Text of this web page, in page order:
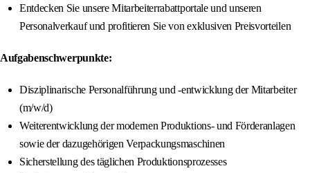
Entdecken Sie unsere Mitarbeiterrabattportale und unseren
Personalverkauf und profitieren Sie von exklusiven Preisvorteilen
Aufgabenschwerpunkte:
Disziplinarische Personalführung und -entwicklung der Mitarbeiter
(m/w/d)
Weiterentwicklung der modernen Produktions- und Förderanlagen
sowie der dazugehörigen Verpackungsmaschinen
Sicherstellung des täglichen Produktionsprozesses